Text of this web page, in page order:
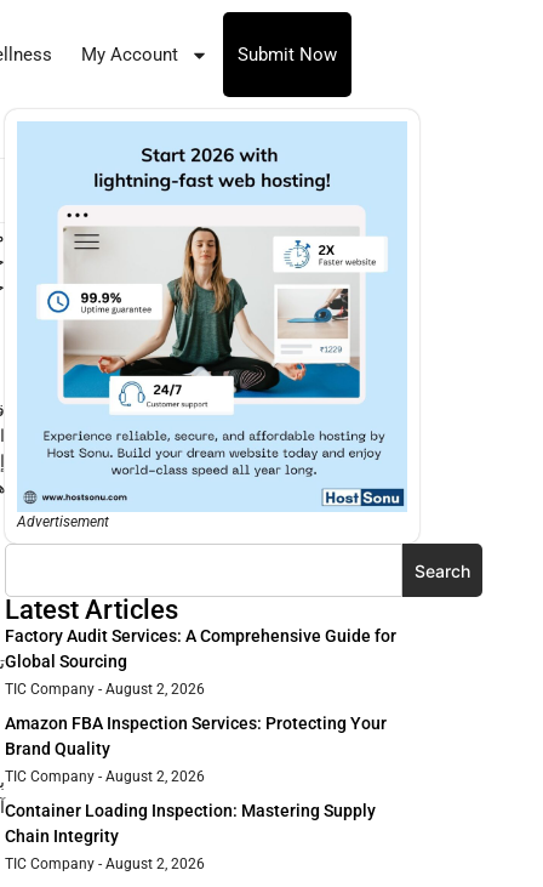
My Account Submit Now
Advertisement
Search
Latest Articles
Factory Audit Services: A Comprehensive Guide for
Global Sourcing
TIC Company August 2, 2026
Amazon FBA Inspection Services: Protecting Your
Brand Quality
TIC Company August 2, 2026
Container Loading Inspection: Mastering Supply
Chain Integrity
TIC Company August 2, 2026